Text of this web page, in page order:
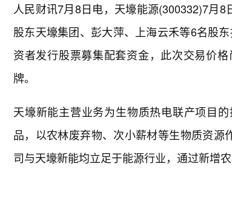
人民财讯7月8日电， 天壕能源(300332)7月8
股东天壕集团、彭大萍、上海云禾等6名股
资者发行股票募集配套资金，此次交易价
牌。
天壕新能主营业务为生物质热电联产项目
品，以农林废弃物、次小薪材等生物质资
司与天壕新能均立足于能源行业，通过新增